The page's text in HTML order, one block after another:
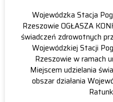
Wojewódzka Stacja
Rzeszowie OGŁASZA
świadczeń zdrowotnych
Wojewódzkiej Stacji
Rzeszowie w ramach
Miejscem udzielania
obszar działania